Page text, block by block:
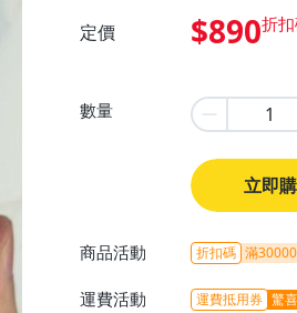
定價 $890
數量
立即
商品活動 折扣碼 滿
運費活動 運費抵用券 驚